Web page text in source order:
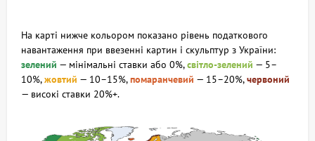
На карті нижче кольором показано рівень податкового
навантаження при ввезенні картин і скульптур з України:
зелений — мінімальні ставки або 0%,світло‑зелений — 5–
10%,жовтий — 10–15%,помаранчевий — 15–20%,червоний
— високі ставки 20%+.